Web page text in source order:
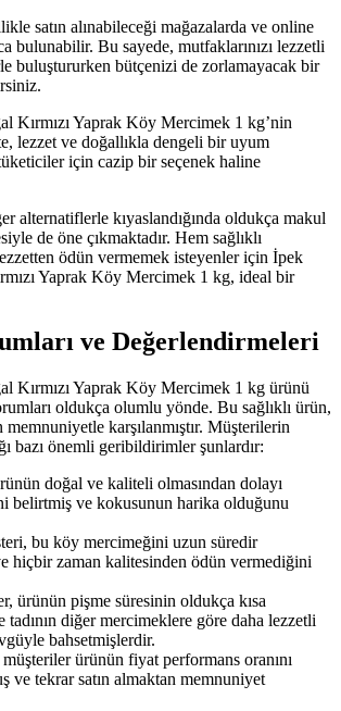
satın alınabileceği mağazalarda ve online
bulunabilir. Bu sayede, mutfaklarınızı lezzetli
buluştururken bütçenizi de zorlamayacak bir
Kırmızı Yaprak Köy Mercimek 1 kg’nin
lezzet ve doğallıkla dengeli bir uyum
için cazip bir seçenek haline
alternatiflerle kıyaslandığında oldukça makul
de öne çıkmaktadır. Hem sağlıklı
ödün vermemek isteyenler için İpek
Yaprak Köy Mercimek 1 kg, ideal bir
ve Değerlendirmeleri
Kırmızı Yaprak Köy Mercimek 1 kg ürünü
oldukça olumlu yönde. Bu sağlıklı ürün,
memnuniyetle karşılanmıştır. Müşterilerin
bazı önemli geribildirimler şunlardır:
doğal ve kaliteli olmasından dolayı
belirtmiş ve kokusunun harika olduğunu
bu köy mercimeğini uzun süredir
hiçbir zaman kalitesinden ödün vermediğini
ürünün pişme süresinin oldukça kısa
tadının diğer mercimeklere göre daha lezzetli
bahsetmişlerdir.
ürünün fiyat performans oranını
ve tekrar satın almaktan memnuniyet